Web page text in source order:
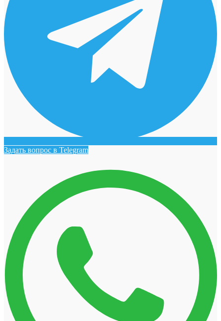
Задать вопрос в Telegram